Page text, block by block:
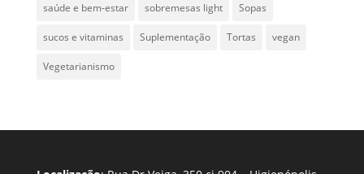
saúde e bem-estar sobremesas light Sopas
sucos e vitaminas Suplementação Tortas vegan
Vegetarianismo